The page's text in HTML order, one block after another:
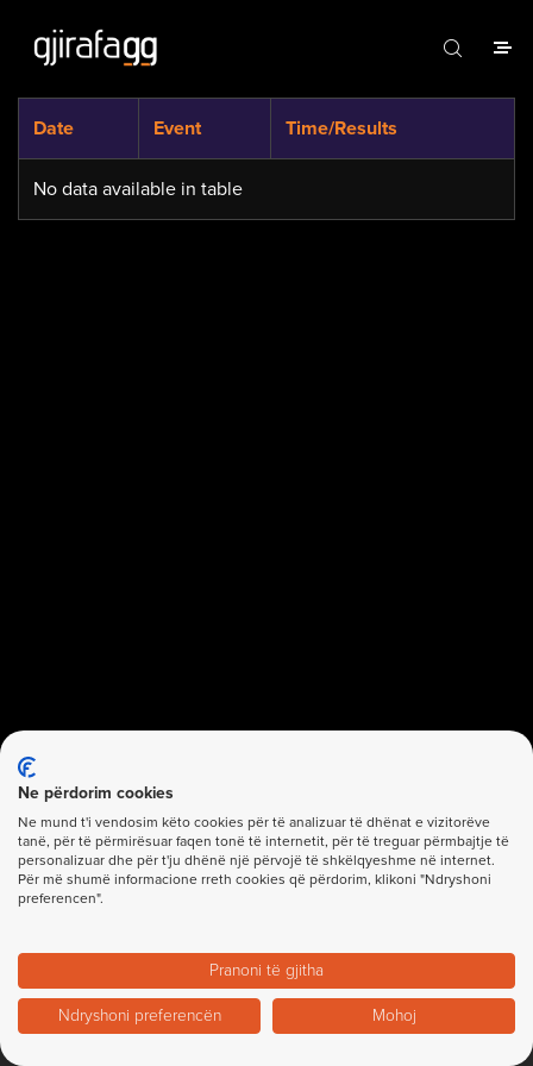
Date Event Time/Results
No data available in table
© 2023, Gjirafagg Team|Privacy Policy
All Rights Reserved.
Ne përdorim cookies
Ne mund t'i vendosim këto cookies për të analizuar të dhënat e vizitorëve
tanë, për të përmirësuar faqen tonë të internetit, për të treguar përmbajtje të
personalizuar dhe për t'ju dhënë një përvojë të shkëlqyeshme në internet.
Për më shumë informacione rreth cookies që përdorim, klikoni "Ndryshoni
preferencen".
Pranoni të gjitha
Ndryshoni preferencën Mohoj